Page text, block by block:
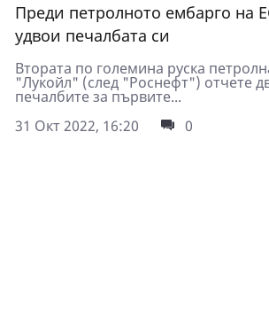
Преди петролното ембарго на
удвои печалбата си
Втората по големина руска
"Лукойл" (след "Роснефт") отчете
печалбите за първите...
31 Окт 2022, 16:20
0